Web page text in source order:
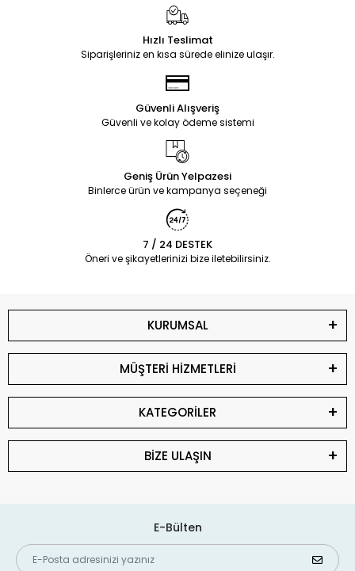
Hızlı Teslimat
Siparişleriniz en kısa sürede elinize ulaşır.
Güvenli Alışveriş
Güvenli ve kolay ödeme sistemi
Geniş Ürün Yelpazesi
Binlerce ürün ve kampanya seçeneği
7 / 24 DESTEK
Öneri ve şikayetlerinizi bize iletebilirsiniz.
KURUMSAL
MÜŞTERİ HİZMETLERİ
KATEGORİLER
BİZE ULAŞIN
E-Bülten